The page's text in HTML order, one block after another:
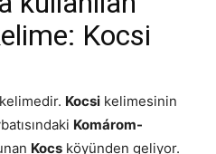
Kocsi
Kocsi kelimesinin
Komárom-
Kocs köyünden geliyor.